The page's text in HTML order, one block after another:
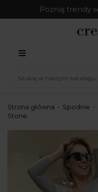
Poznaj trendy
Strona główna Spodnie
Stone